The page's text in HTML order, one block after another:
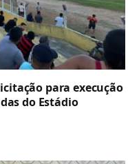
para execução
do Estádio